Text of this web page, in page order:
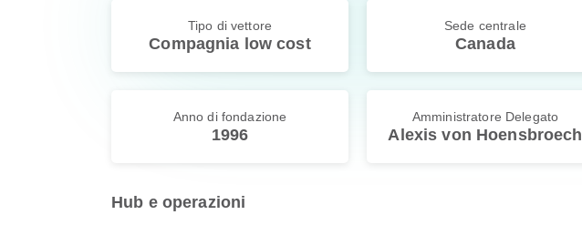
Tipo di vettore
Compagnia low cost
Sede centrale
Canada
Anno di fondazione
1996
Amministratore Delegato
Alexis von Hoensbroech
Hub e operazioni